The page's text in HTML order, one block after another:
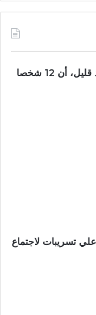
أعلنت إمارة منطقة المدينة المنورة، فى بيان لها منذ قليل، أن 12 شخصا
تسريبات لاجتماع